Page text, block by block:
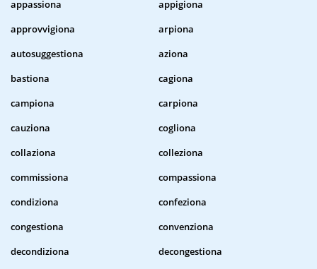
appassiona
appigiona
approvvigiona
arpiona
autosuggestiona
aziona
bastiona
cagiona
campiona
carpiona
cauziona
cogliona
collaziona
colleziona
commissiona
compassiona
condiziona
confeziona
congestiona
convenziona
decondiziona
decongestiona